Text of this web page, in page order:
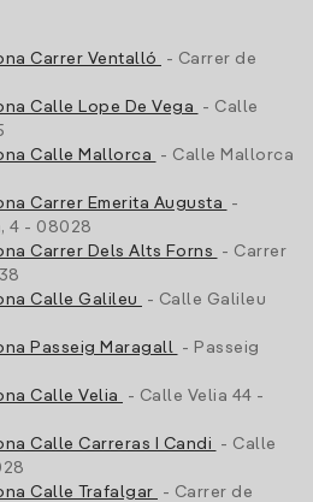
Carrer Ventalló
- Carrer de
Calle Lope De Vega
- Calle
Calle Mallorca
- Calle Mallorca
Carrer Emerita Augusta
-
4 - 08028
Carrer Dels Alts Forns
- Carrer
Calle Galileu
- Calle Galileu
Passeig Maragall - Passeig
Calle Velia
- Calle Velia 44 -
Calle Carreras I Candi
- Calle
Calle Trafalgar
- Carrer de